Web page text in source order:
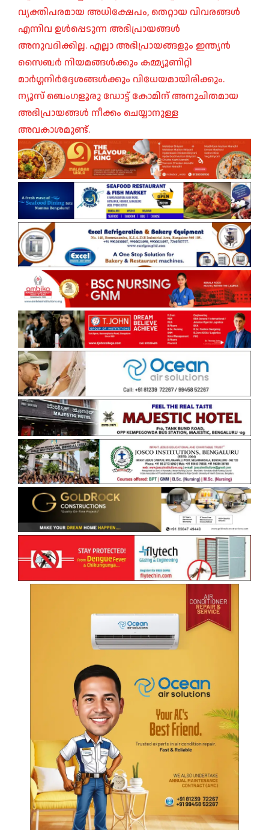
വ്യക്തിപരമായ അധിക്ഷേപം, തെറ്റായ വിവരങ്ങൾ
എന്നിവ ഉൾപ്പെടുന്ന അഭിപ്രായങ്ങൾ
അനുവദിക്കില്ല. എല്ലാ അഭിപ്രായങ്ങളും ഇന്ത്യൻ
സൈബർ നിയമങ്ങൾക്കും കമ്മ്യൂണിറ്റി
മാർഗ്ഗനിർദ്ദേശങ്ങൾക്കും വിധേയമായിരിക്കും.
ന്യൂസ് ബെംഗളൂരു ഡോട്ട് കോമിന് അനുചിതമായ
അഭിപ്രായങ്ങൾ നീക്കം ചെയ്യാനുള്ള
അവകാശമുണ്ട്.